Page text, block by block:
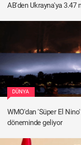
AB'den Ukrayna'ya 3.47
DÜNYA
WMO'dan 'Süper El
döneminde geliyor